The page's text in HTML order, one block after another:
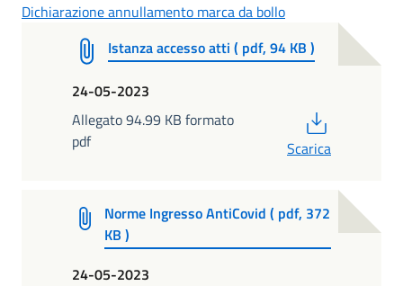
Dichiarazione annullamento marca da bollo
Istanza accesso atti ( pdf, 94 KB )
24-05-2023
Allegato 94.99 KB formato
pdf
Scarica
Norme Ingresso AntiCovid ( pdf, 372
KB )
24-05-2023